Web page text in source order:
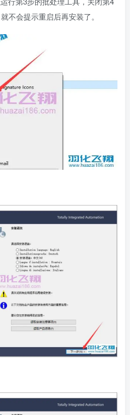
不会提示重启后再安装了。